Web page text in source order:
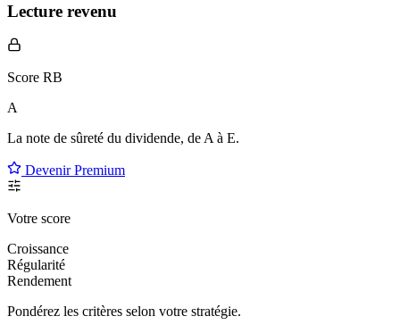
Lecture revenu
Score RB
A
La note de sûreté du dividende, de A à E.
Devenir Premium
Votre score
Croissance
Régularité
Rendement
Pondérez les critères selon votre stratégie.